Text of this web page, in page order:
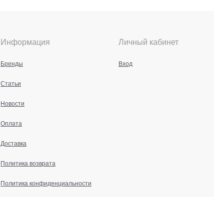
Информация
Бренды
Статьи
Новости
Оплата
Доставка
Политика возврата
Политика конфиденциальности
Личный кабинет
Вход